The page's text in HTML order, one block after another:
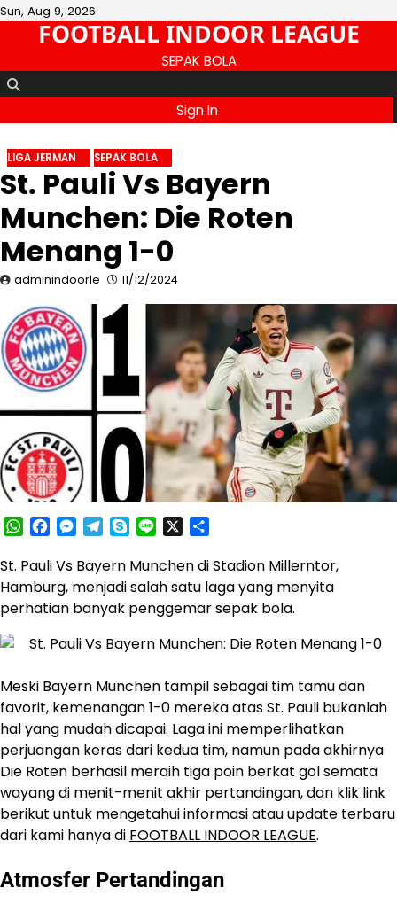
Skip
Sun, Aug 9, 2026
FOOTBALL INDOOR LEAGUE
SEPAK BOLA
Sign In
LIGA JERMAN SEPAK BOLA
St. Pauli Vs Bayern
Munchen: Die Roten
Menang 1-0
adminindoorle 11/12/2024
WhatsApp
Facebook
Messenger
Telegram
SkypeLine
St. Pauli Vs Bayern Munchen di Stadion Millerntor,
Hamburg, menjadi salah satu laga yang menyita
perhatian banyak penggemar sepak bola.
Meski Bayern Munchen tampil sebagai tim tamu dan
favorit, kemenangan 1-0 mereka atas St. Pauli bukanlah
hal yang mudah dicapai. Laga ini memperlihatkan
perjuangan keras dari kedua tim, namun pada akhirnya
Die Roten berhasil meraih tiga poin berkat gol semata
wayang di menit-menit akhir pertandingan, dan klik link
berikut untuk mengetahui informasi atau update terbaru
dari kami hanya di FOOTBALL INDOOR LEAGUE.
Atmosfer Pertandingan